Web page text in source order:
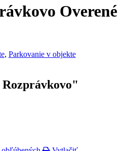
Overené
, Parkovanie v objekte